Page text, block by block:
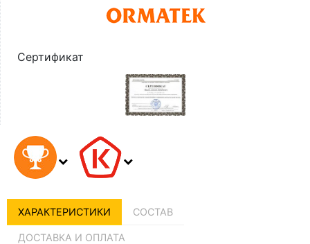
Сертификат
ХАРАКТЕРИСТИКИ СОСТАВ
ДОСТАВКА И ОПЛАТА